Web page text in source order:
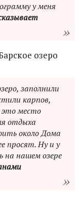
у меня
озеро
заполнили
карпов,
это место
отдыха
около Дома
просят. Ну и у
на нашем озере